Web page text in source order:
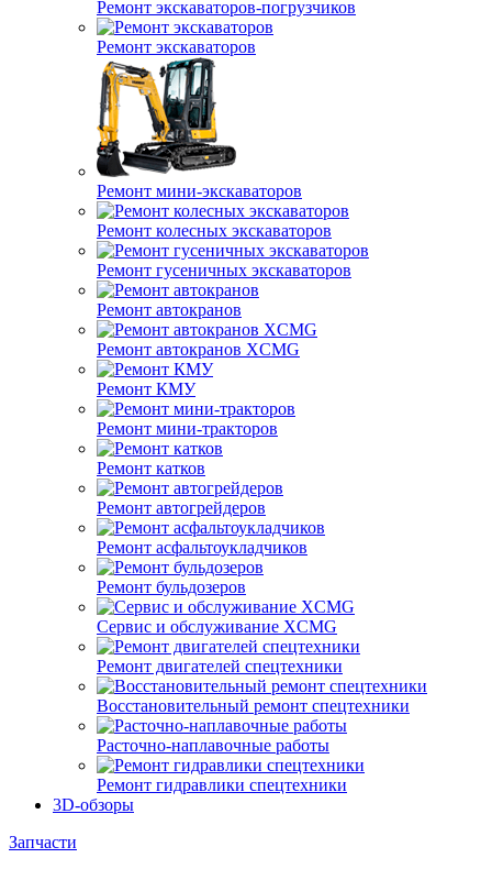
Ремонт экскаваторов-погрузчиков
Ремонт экскаваторов
Ремонт мини-экскаваторов
Ремонт колесных экскаваторов
Ремонт гусеничных экскаваторов
Ремонт автокранов
Ремонт автокранов XCMG
Ремонт КМУ
Ремонт мини-тракторов
Ремонт катков
Ремонт автогрейдеров
Ремонт асфальтоукладчиков
Ремонт бульдозеров
Сервис и обслуживание XCMG
Ремонт двигателей спецтехники
Восстановительный ремонт спецтехники
Расточно-наплавочные работы
Ремонт гидравлики спецтехники
3D-обзоры
Запчасти